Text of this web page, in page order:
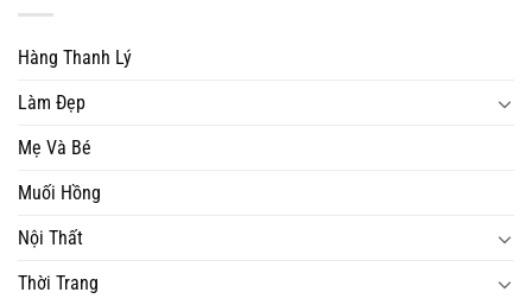
Hàng Thanh Lý
Làm Đẹp
Mẹ Và Bé
Muối Hồng
Nội Thất
Thời Trang